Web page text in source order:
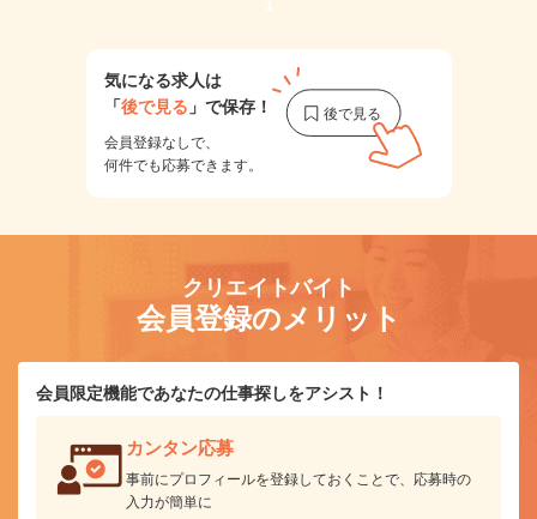
1
気になる求人は
「後で見る 」で保存！
会員登録なしで、
何件でも応募できます。
クリエイトバイト
会員登録のメリット
会員限定機能であなたの仕事探しをアシスト！
カンタン応募
事前にプロフィールを登録しておくことで、応募時の
入力が簡単に